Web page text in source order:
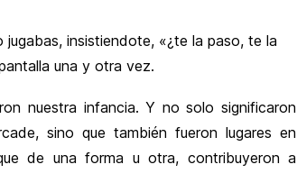
insistiendote, «¿te la paso, te la
una y otra vez.
nuestra infancia. Y no solo significaron
sino que también fueron lugares en
de una forma u otra, contribuyeron a